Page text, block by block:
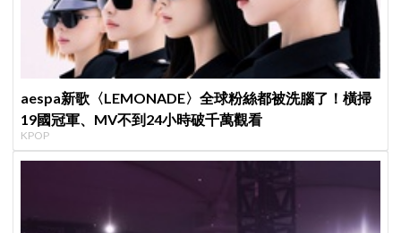
aespa新歌〈LEMONADE〉全球粉絲都被洗腦了！橫掃
19國冠軍、MV不到24小時破千萬觀看
KPOP